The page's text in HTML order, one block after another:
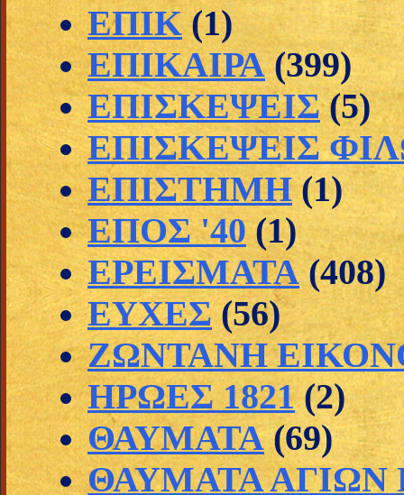
ΕΠΙΚ (1)
ΕΠΙΚΑΙΡΑ (399)
ΕΠΙΣΚΕΨΕΙΣ (5)
ΕΠΙΣΚΕΨΕΙΣ
ΕΠΙΣΤΗΜΗ (1)
ΕΠΟΣ '40 (1)
ΕΡΕΙΣΜΑΤΑ (408)
ΕΥΧΕΣ (56)
ΖΩΝΤΑΝΗ
ΗΡΩΕΣ 1821 (2)
ΘΑΥΜΑΤΑ (69)
ΘΑΥΜΑΤΑ